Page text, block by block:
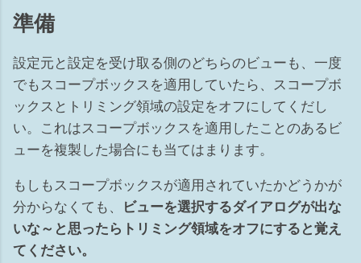
準備
設定元と設定を受け取る側のどちらのビューも、一度
でもスコープボックスを適用していたら、スコープボ
ックスとトリミング領域の設定をオフにしてくだし
い。これはスコープボックスを適用したことのあるビ
ューを複製した場合にも当てはまります。
もしもスコープボックスが適用されていたかどうかが
分からなくても、
ビューを選択するダイアログが出な
いな～と思ったらトリミング領域をオフにすると覚え
てください。